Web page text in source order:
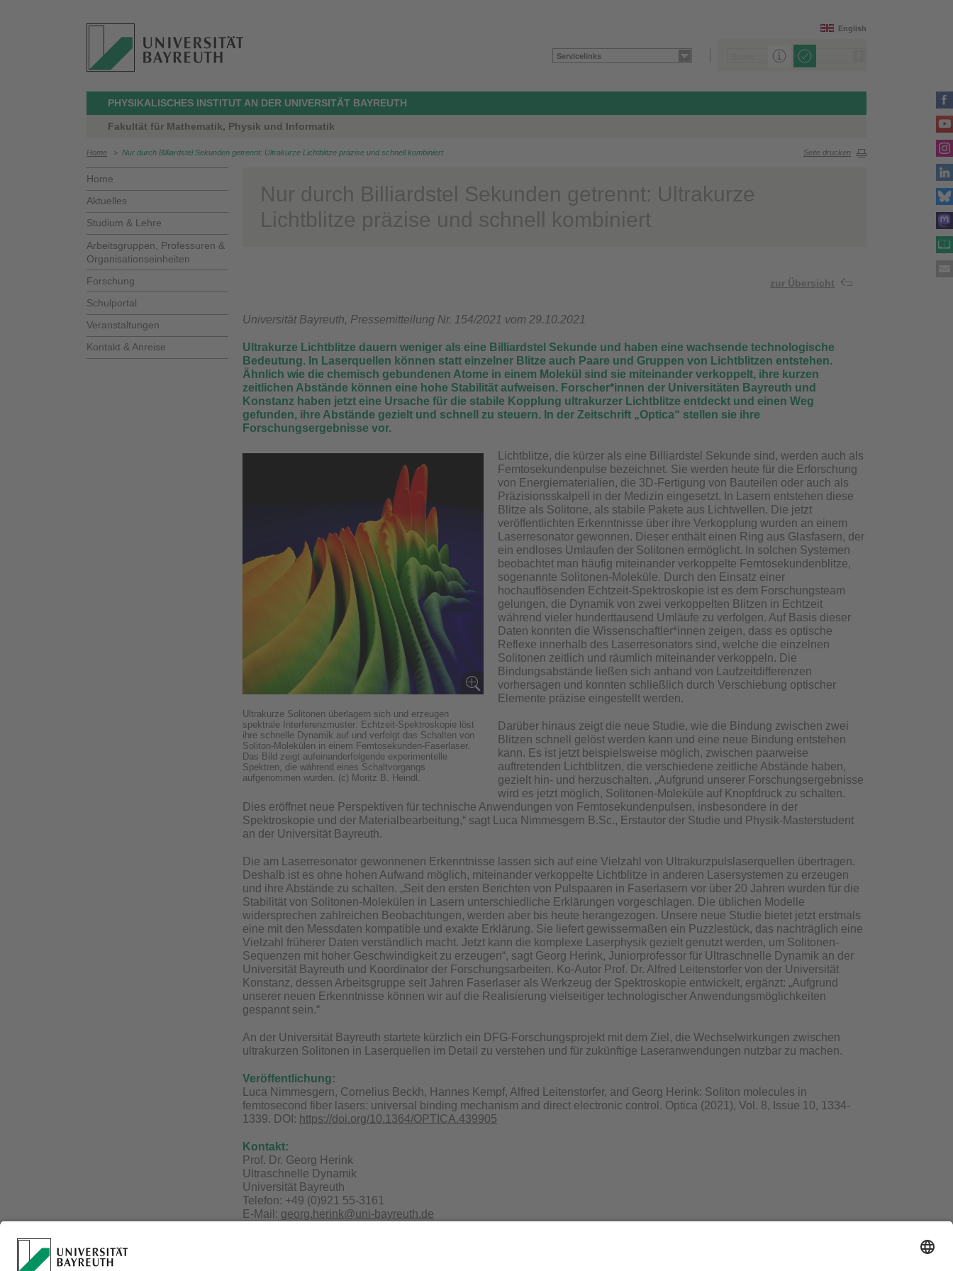
English
Servicelinks
PHYSIKALISCHES INSTITUT AN DER UNIVERSITÄT BAYREUTH
Fakultät für Mathematik, Physik und Informatik
Home > Nur durch Billiardstel Sekunden getrennt: Ultrakurze Lichtblitze präzise und schnell kombiniert Seite drucken
Home
Aktuelles
Studium & Lehre
Arbeitsgruppen, Professuren &
Organisationseinheiten
Forschung
Schulportal
Veranstaltungen
Kontakt & Anreise
Nur durch Billiardstel Sekunden getrennt: Ultrakurze
Lichtblitze präzise und schnell kombiniert
zur Übersicht
Universität Bayreuth, Pressemitteilung Nr. 154/2021 vom 29.10.2021
Ultrakurze Lichtblitze dauern weniger als eine Billiardstel Sekunde und haben eine wachsende technologische
Bedeutung. In Laserquellen können statt einzelner Blitze auch Paare und Gruppen von Lichtblitzen entstehen.
Ähnlich wie die chemisch gebundenen Atome in einem Molekül sind sie miteinander verkoppelt, ihre kurzen
zeitlichen Abstände können eine hohe Stabilität aufweisen. Forscher*innen der Universitäten Bayreuth und
Konstanz haben jetzt eine Ursache für die stabile Kopplung ultrakurzer Lichtblitze entdeckt und einen Weg
gefunden, ihre Abstände gezielt und schnell zu steuern. In der Zeitschrift „Optica“ stellen sie ihre
Forschungsergebnisse vor.
Ultrakurze Solitonen überlagern sich und erzeugen
spektrale Interferenzmuster: Echtzeit-Spektroskopie löst
ihre schnelle Dynamik auf und verfolgt das Schalten von
Soliton-Molekülen in einem Femtosekunden-Faserlaser.
Das Bild zeigt aufeinanderfolgende experimentelle
Spektren, die während eines Schaltvorgangs
aufgenommen wurden. (c) Moritz B. Heindl.
Lichtblitze, die kürzer als eine Billiardstel Sekunde sind, werden auch als
Femtosekundenpulse bezeichnet. Sie werden heute für die Erforschung
von Energiematerialien, die 3D-Fertigung von Bauteilen oder auch als
Präzisionsskalpell in der Medizin eingesetzt. In Lasern entstehen diese
Blitze als Solitone, als stabile Pakete aus Lichtwellen. Die jetzt
veröffentlichten Erkenntnisse über ihre Verkopplung wurden an einem
Laserresonator gewonnen. Dieser enthält einen Ring aus Glasfasern, der
ein endloses Umlaufen der Solitonen ermöglicht. In solchen Systemen
beobachtet man häufig miteinander verkoppelte Femtosekundenblitze,
sogenannte Solitonen-Moleküle. Durch den Einsatz einer
hochauflösenden Echtzeit-Spektroskopie ist es dem Forschungsteam
gelungen, die Dynamik von zwei verkoppelten Blitzen in Echtzeit
während vieler hunderttausend Umläufe zu verfolgen. Auf Basis dieser
Daten konnten die Wissenschaftler*innen zeigen, dass es optische
Reflexe innerhalb des Laserresonators sind, welche die einzelnen
Solitonen zeitlich und räumlich miteinander verkoppeln. Die
Bindungsabstände ließen sich anhand von Laufzeitdifferenzen
vorhersagen und konnten schließlich durch Verschiebung optischer
Elemente präzise eingestellt werden.
Darüber hinaus zeigt die neue Studie, wie die Bindung zwischen zwei
Blitzen schnell gelöst werden kann und eine neue Bindung entstehen
kann. Es ist jetzt beispielsweise möglich, zwischen paarweise
auftretenden Lichtblitzen, die verschiedene zeitliche Abstände haben,
gezielt hin- und herzuschalten. „Aufgrund unserer Forschungsergebnisse
wird es jetzt möglich, Solitonen-Moleküle auf Knopfdruck zu schalten.
Dies eröffnet neue Perspektiven für technische Anwendungen von Femtosekundenpulsen, insbesondere in der
Spektroskopie und der Materialbearbeitung,“ sagt Luca Nimmesgern B.Sc., Erstautor der Studie und Physik-Masterstudent
an der Universität Bayreuth.
Die am Laserresonator gewonnenen Erkenntnisse lassen sich auf eine Vielzahl von Ultrakurzpulslaserquellen übertragen.
Deshalb ist es ohne hohen Aufwand möglich, miteinander verkoppelte Lichtblitze in anderen Lasersystemen zu erzeugen
und ihre Abstände zu schalten. „Seit den ersten Berichten von Pulspaaren in Faserlasern vor über 20 Jahren wurden für die
Stabilität von Solitonen-Molekülen in Lasern unterschiedliche Erklärungen vorgeschlagen. Die üblichen Modelle
widersprechen zahlreichen Beobachtungen, werden aber bis heute herangezogen. Unsere neue Studie bietet jetzt erstmals
eine mit den Messdaten kompatible und exakte Erklärung. Sie liefert gewissermaßen ein Puzzlestück, das nachträglich eine
Vielzahl früherer Daten verständlich macht. Jetzt kann die komplexe Laserphysik gezielt genutzt werden, um Solitonen-
Sequenzen mit hoher Geschwindigkeit zu erzeugen“, sagt Georg Herink, Juniorprofessor für Ultraschnelle Dynamik an der
Universität Bayreuth und Koordinator der Forschungsarbeiten. Ko-Autor Prof. Dr. Alfred Leitenstorfer von der Universität
Konstanz, dessen Arbeitsgruppe seit Jahren Faserlaser als Werkzeug der Spektroskopie entwickelt, ergänzt: „Aufgrund
unserer neuen Erkenntnisse können wir auf die Realisierung vielseitiger technologischer Anwendungsmöglichkeiten
gespannt sein.“
An der Universität Bayreuth startete kürzlich ein DFG-Forschungsprojekt mit dem Ziel, die Wechselwirkungen zwischen
ultrakurzen Solitonen in Laserquellen im Detail zu verstehen und für zukünftige Laseranwendungen nutzbar zu machen.
Veröffentlichung:
Luca Nimmesgern, Cornelius Beckh, Hannes Kempf, Alfred Leitenstorfer, and Georg Herink: Soliton molecules in
femtosecond fiber lasers: universal binding mechanism and direct electronic control. Optica (2021), Vol. 8, Issue 10, 1334-
1339. DOI: https://doi.org/10.1364/OPTICA.439905
Kontakt:
Prof. Dr. Georg Herink
Ultraschnelle Dynamik
Universität Bayreuth
Telefon: +49 (0)921 55-3161
E-Mail: georg.herink@uni-bayreuth.de